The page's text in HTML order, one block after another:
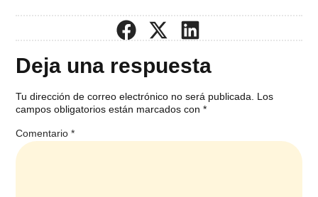
Deja una respuesta
Tu dirección de correo electrónico no será publicada. Los
campos obligatorios están marcados con*
Comentario*